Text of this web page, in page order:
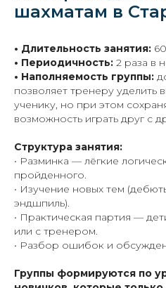
шахматам в
• Длительность занятия:
• Периодичность: 2 раза в
• Наполняемость группы:
позволяет тренеру уделить
ученику, но при этом
возможность играть друг с
Структура занятия:
• Разминка — лёгкие
пройденного.
• Изучение новых тем
эндшпиль).
• Практическая партия —
или с тренером.
• Разбор ошибок и
Группы формируются по